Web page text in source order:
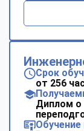
Срок
от 256
Диплом о
Обучение